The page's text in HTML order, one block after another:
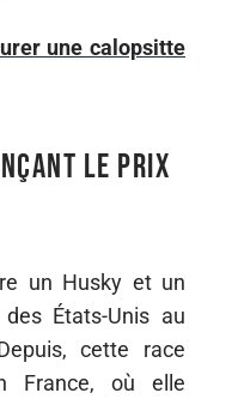
une calopsitte
le prix
un Husky et un
États-Unis au
cette race
France, où elle